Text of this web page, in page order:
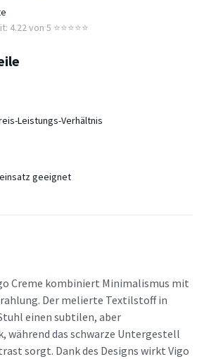
von 5 ⭐️⭐️⭐️⭐️⭐️
Leistungs-Verhältnis
geeignet
Creme kombiniert Minimalismus mit
Der melierte Textilstoff in
einen subtilen, aber
während das schwarze Untergestell
sorgt. Dank des Designs wirkt Vigo